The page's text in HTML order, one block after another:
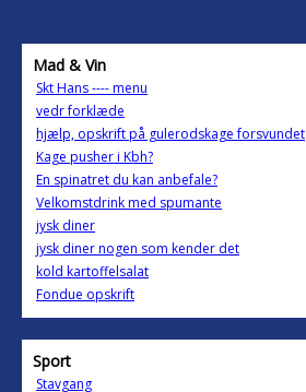
Mad & Vin
Skt Hans ---- menu
vedr forklæde
hjælp, opskrift på gulerodskage forsvundet
Kage pusher i Kbh?
En spinatret du kan anbefale?
Velkomstdrink med spumante
jysk diner
jysk diner nogen som kender det
kold kartoffelsalat
Fondue opskrift
Sport
Stavgang